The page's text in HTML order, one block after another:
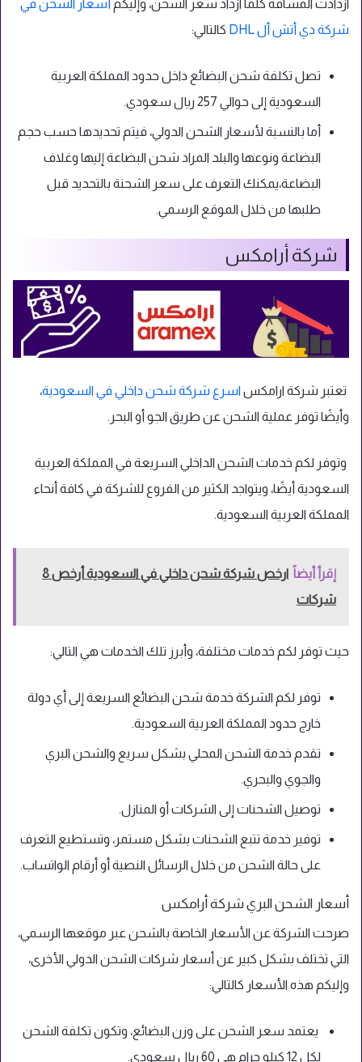
ازدادت المسافة كلما ازداد سعر الشحن، وإليكم أسعار الشحن في
شركة دي أتش أل DHL
كالتالي:
تصل تكلفة شحن البضائع داخل حدود المملكة العربية
السعودية إلى حوالي 257 ريال سعودي.
أما بالنسبة لأسعار الشحن الدولي، فيتم تحديدها حسب حجم
البضاعة ونوعها والبلد المراد شحن البضاعة إليها وغلاف
البضاعة،يمكنك التعرف على سعر الشحنة بالتحديد قبل
طلبها من خلال الموقع الرسمي.
شركة أرامكس
تعتبر شركة ارامكساسرع شركة شحن داخلي في السعودية،
وأيضًا توفر عملية الشحن عن طريق الجو أو البحر.
وتوفر لكم خدمات الشحن الداخلي السريعة في المملكة العربية
السعودية أيضًا، ويتواجد الكثير من الفروع للشركة في كافة أنحاء
المملكة العربية السعودية.
إقرأ أيضاً
ارخص شركة شحن داخلي في السعودية أرخص 8
شركات
حيث توفر لكم خدمات مختلفة، وأبرز تلك الخدمات هي التالي:
توفر لكم الشركة خدمة شحن البضائع السريعة إلى أي دولة
خارج حدود المملكة العربية السعودية.
تقدم خدمة الشحن المحلي بشكل سريع والشحن البري
والجوي والبحري.
توصيل الشحنات إلى الشركات أو المنازل.
توفير خدمة تتبع الشحنات بشكل مستمر، وتستطيع التعرف
على حالة الشحن من خلال الرسائل النصية أو أرقام الواتساب.
أسعار الشحن البري شركة أرامكس
صرحت الشركة عن الأسعار الخاصة بالشحن عبر موقعها الرسمي،
التي تختلف بشكل كبير عن أسعار شركات الشحن الدولي الأخرى،
وإليكم هذه الأسعار كالتالي:
يعتمد سعر الشحن على وزن البضائع، وتكون تكلفة الشحن
لكل 12 كيلو جرام هي 60 ريال سعودي.